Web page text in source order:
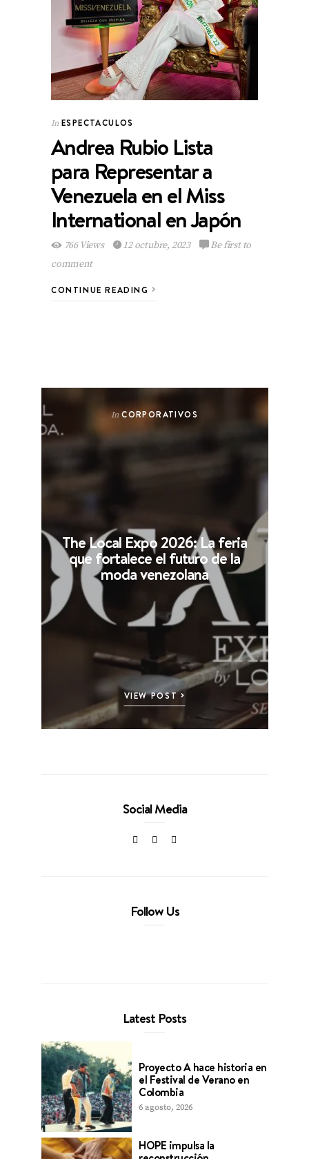
In ESPECTACULOS
Andrea Rubio Lista
para Representar a
Venezuela en el Miss
International en Japón
766 Views 12 octubre, 2023
Be first to
comment
CONTINUE READING
In CORPORATIVOS
The Local Expo 2026: La feria
que fortalece el futuro de la
moda venezolana
VIEW POST
Social Media
Follow Us
Latest Posts
Proyecto A hace historia en
el Festival de Verano en
Colombia
6 agosto, 2026
HOPE impulsa la